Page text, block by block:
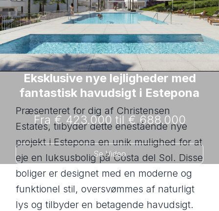
Eksklusive nye lejligheder med
fantastisk havudsigt i Estepona
Fra € 423.000 til € 688.000
Se Video
Præsenteret for dig af Christensen
Estates, tilbyder dette enestående nye
projekt i Estepona en unik mulighed for at
eje en luksusbolig på Costa del Sol. Disse
boliger er designet med en moderne og
funktionel stil, oversvømmes af naturligt
lys og tilbyder en betagende havudsigt.